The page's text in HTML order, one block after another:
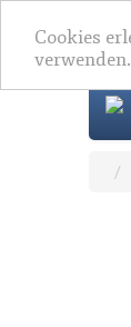
Cookies
verwenden.